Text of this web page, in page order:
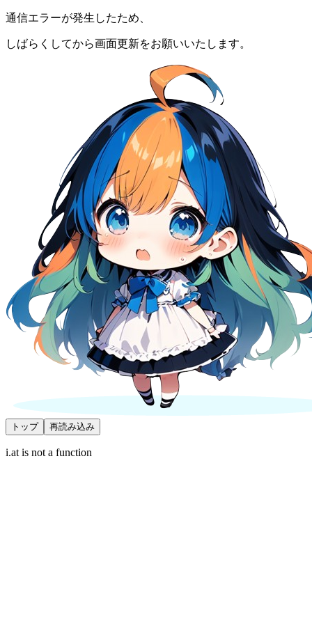
通信エラーが発生したため、
しばらくしてから画面更新をお願いいたします。
トップ 再読み込み
i.at is not a function